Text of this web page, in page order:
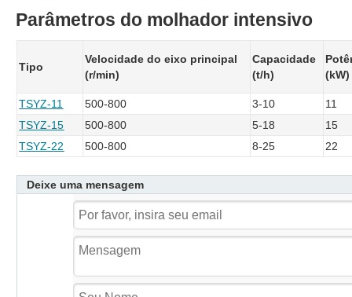
Parâmetros do molhador intensivo
Tipo
Velocidade do eixo principal
(r/min)
Capacidade
(t/h)
(kW)
TSYZ-11 500-800 3-10
11
TSYZ-15
500-800 5-18
15
TSYZ-22
500-800 8-25 22
Deixe uma mensagem